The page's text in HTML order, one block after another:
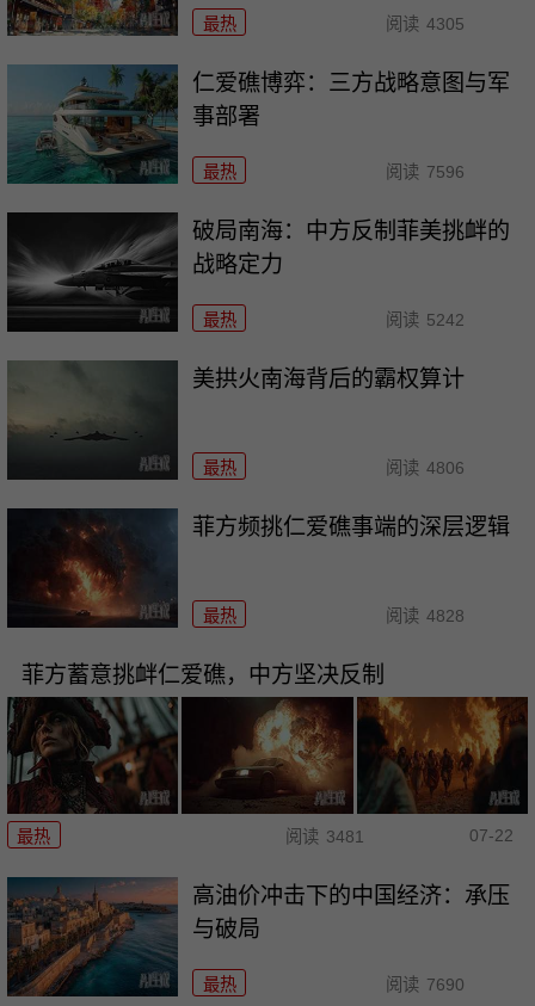
最热 阅读 4305
仁爱礁博弈：三方战略意图与军
事部署
最热 阅读 7596
破局南海：中方反制菲美挑衅的
战略定力
最热 阅读 5242
美拱火南海背后的霸权算计
最热 阅读 4806
菲方频挑仁爱礁事端的深层逻辑
最热 阅读 4828
菲方蓄意挑衅仁爱礁，中方坚决反制
最热 阅读 3481 07-22
高油价冲击下的中国经济：承压
与破局
最热 阅读 7690